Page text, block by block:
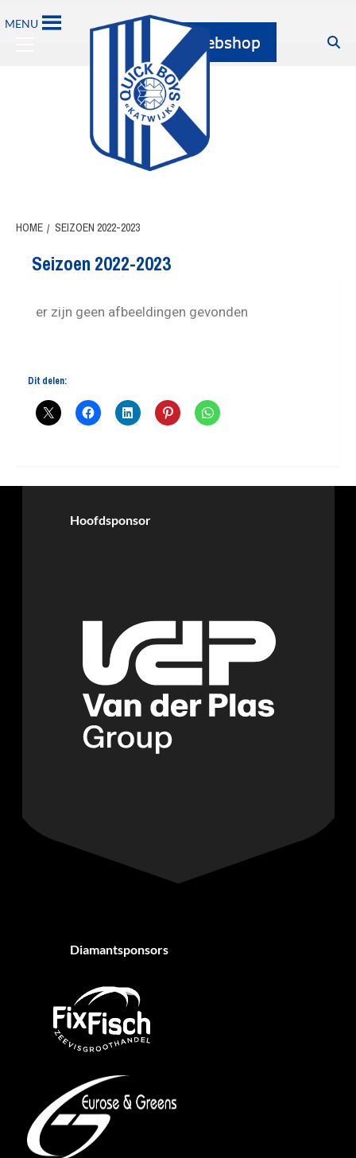
MENU
HOME SEIZOEN 2022-2023
Seizoen 2022-2023
er zijn geen afbeeldingen gevonden
Dit delen:
Hoofdsponsor
Diamantsponsors